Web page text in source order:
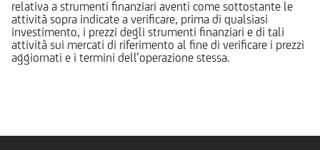
relativa a strumenti finanziari aventi come sottostante le
attività sopra indicate a verificare, prima di qualsiasi
investimento, i prezzi degli strumenti finanziari e di tali
attività sui mercati di riferimento al fine di verificare i prezzi
aggiornati e i termini dell’operazione stessa.